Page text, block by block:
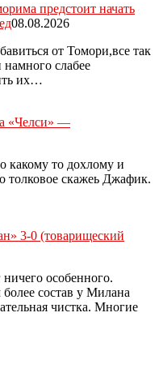
предстоит начать
08.08.2026
от Томори,все так
намного слабее
их…
«Челси» —
то дохлому и
толковое скажеь Джафик.
3-0 (товарищеский
особенного.
состав у Милана
чистка. Многие